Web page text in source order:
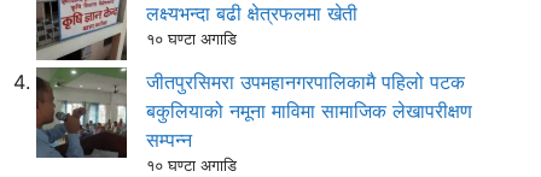
लक्ष्यभन्दा बढी क्षेत्रफलमा खेती
१० घण्टा अगाडि
जीतपुरसिमरा उपमहानगरपालिकामै पहिलो पटक
बकुलियाको नमूना माविमा सामाजिक लेखापरीक्षण
सम्पन्न
१० घण्टा अगाडि